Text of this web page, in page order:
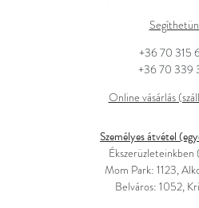
+36 70 315
+36 70 339
Online vásárlás
Személyes átvétel
Ékszerüzleteinkben
Mom Park: 1123,
Belváros: 1052,